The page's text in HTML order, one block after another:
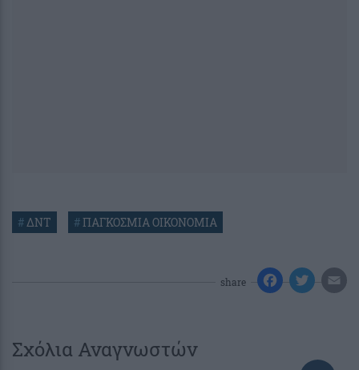
#ΔΝΤ #ΠΑΓΚΟΣΜΙΑ ΟΙΚΟΝΟΜΙΑ
share
Σχόλια Αναγνωστών